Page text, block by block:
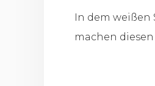
In dem
machen